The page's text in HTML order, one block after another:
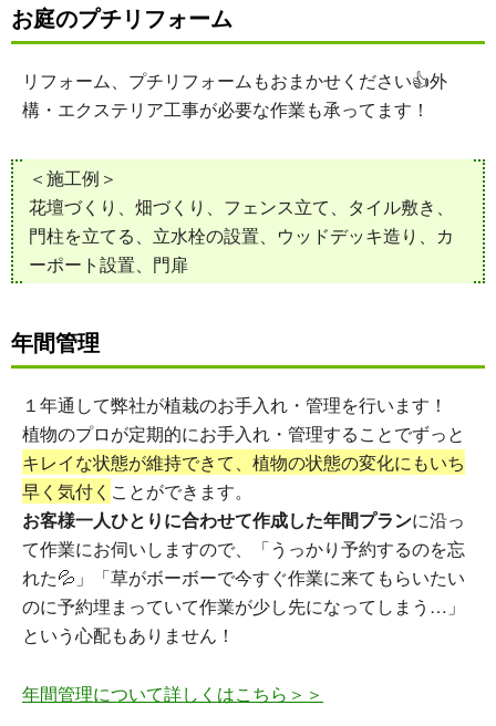
お庭のプチリフォーム
リフォーム、プチリフォームもおまかせください👍外
構・エクステリア工事が必要な作業も承ってます！
＜施工例＞
花壇づくり、畑づくり、フェンス立て、タイル敷き、
門柱を立てる、立水栓の設置、ウッドデッキ造り、カ
ーポート設置、門扉
年間管理
１年通して弊社が植栽のお手入れ・管理を行います！
植物のプロが定期的にお手入れ・管理することでずっと
キレイな状態が維持できて、植物の状態の変化にもいち
早く気付く ことができます。
お客様一人ひとりに合わせて作成した年間プランに沿っ
て作業にお伺いしますので、「うっかり予約するのを忘
れた💦」「草がボーボーで今すぐ作業に来てもらいたい
のに予約埋まっていて作業が少し先になってしまう…」
という心配もありません！
年間管理について詳しくはこちら＞＞